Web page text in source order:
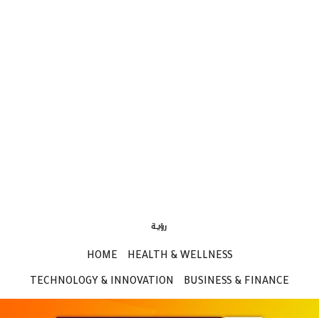
HOME HEALTH & WELLNESS
TECHNOLOGY & INNOVATION BUSINESS & FINANCE